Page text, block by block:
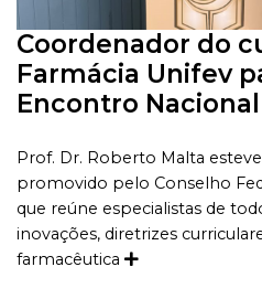
Coordenador do
Farmácia Unifev
Encontro
Prof. Dr. Roberto Malta
promovido pelo Conselho
que reúne especialistas de
inovações, diretrizes
farmacêutica